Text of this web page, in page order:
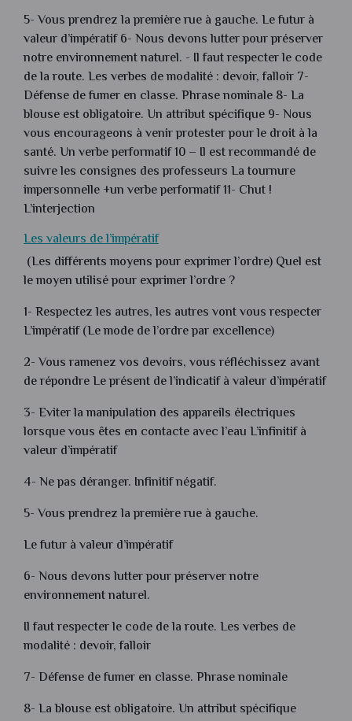
5- Vous prendrez la première rue à gauche. Le futur à
valeur d’impératif 6- Nous devons lutter pour préserver
notre environnement naturel. - Il faut respecter le code
de la route. Les verbes de modalité : devoir, falloir 7-
Défense de fumer en classe. Phrase nominale 8- La
blouse est obligatoire. Un attribut spécifique 9- Nous
vous encourageons à venir protester pour le droit à la
santé. Un verbe performatif 10 – Il est recommandé de
suivre les consignes des professeurs La tournure
impersonnelle +un verbe performatif 11- Chut !
L’interjection
Les valeurs de l’impératif
(Les différents moyens pour exprimer l’ordre) Quel est
le moyen utilisé pour exprimer l’ordre ?
1- Respectez les autres, les autres vont vous respecter
L’impératif (Le mode de l’ordre par excellence)
2- Vous ramenez vos devoirs, vous réfléchissez avant
de répondre Le présent de l’indicatif à valeur d’impératif
3- Eviter la manipulation des appareils électriques
lorsque vous êtes en contacte avec l’eau L’infinitif à
valeur d’impératif
4- Ne pas déranger. Infinitif négatif.
5- Vous prendrez la première rue à gauche.
Le futur à valeur d’impératif
6- Nous devons lutter pour préserver notre
environnement naturel.
Il faut respecter le code de la route. Les verbes de
modalité : devoir, falloir
7- Défense de fumer en classe. Phrase nominale
8- La blouse est obligatoire. Un attribut spécifique